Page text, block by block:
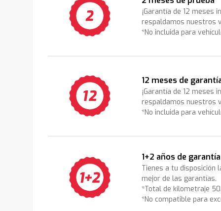
¡Garantía de 12 meses
respaldamos nuestros
*No incluida para
12 meses de
¡Garantía de 12 meses
respaldamos nuestros
*No incluida para
1+2 años de garantía
Tienes a tu disposición
mejor de las garantías.
*Total de kilometraje
*No compatible para